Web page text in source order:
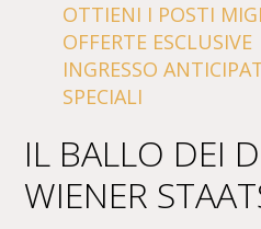
OTTIENI I POSTI
OFFERTE ESCLUSIVE
INGRESSO
SPECIALI
IL BALLO DEI
WIENER